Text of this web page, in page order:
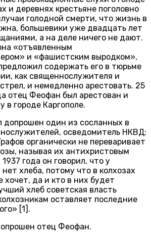
и деревнях крестьяне поголовно
голодной смерти, что жизнь в
большевики уже двадцать лет
а на деле ничего не дают.
«отъявленным
и «фашистским выродком»,
содержать его в тюрьме
как священнослужителя и
и немедленно арестовать. 25
отец Феофан был арестован и
в городе Каргополе.
допрошен один из сосланных в
осведомитель НКВД;
органически не переваривает
называя их антихристовым
года он говорил, что у
хлеба, потому что в колхозах
хочет, да и кто в них будет
хлеб советская власть
оставляет последние
[1].
отец Феофан.